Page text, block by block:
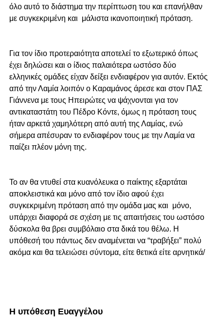
όλο αυτό το διάστημα την περίπτωση του και επανήλθαν
με συγκεκριμένη και μάλιστα ικανοποιητική πρόταση.
Για τον ίδιο προτεραιότητα αποτελεί το εξωτερικό όπως
έχει δηλώσει και ο ίδιος παλαιότερα ωστόσο δύο
ελληνικές ομάδες είχαν δείξει ενδιαφέρον για αυτόν. Εκτός
από την Λαμία λοιπόν ο Καραμάνος άρεσε και στον ΠΑΣ
Γιάννενα με τους Ηπειρώτες να ψάχνονται για τον
αντικαταστάτη του Πέδρο Κόντε, όμως η πρόταση τους
ήταν αρκετά χαμηλότερη από αυτή της Λαμίας, ενώ
σήμερα απέσυραν το ενδιαφέρον τους με την Λαμία να
παίζει πλέον μόνη της.
Το αν θα ντυθεί στα κυανόλευκα ο παίκτης εξαρτάται
αποκλειστικά και μόνο από τον ίδιο αφού έχει
συγκεκριμένη πρόταση από την ομάδα μας και μόνο,
υπάρχει διαφορά σε σχέση με τις απαιτήσεις του ωστόσο
δύσκολα θα βρει συμβόλαιο στα δικά του θέλω. Η
υπόθεσή του πάντως δεν αναμένεται να “τραβήξει” πολύ
ακόμα και θα τελειώσει σύντομα, είτε θετικά είτε αρνητικά/
Η υπόθεση Ευαγγέλου